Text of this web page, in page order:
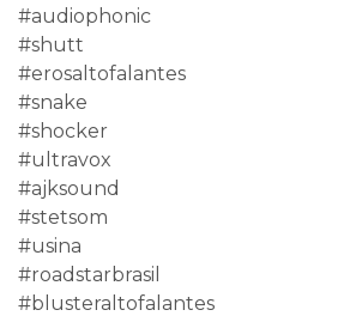
#audiophonic
#shutt
#erosaltofalantes
#snake
#shocker
#ultravox
#ajksound
#stetsom
#usina
#roadstarbrasil
#blusteraltofalantes